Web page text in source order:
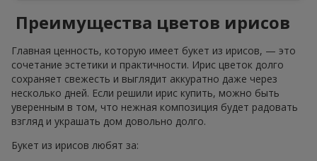
Преимущества цветов ирисов
Главная ценность, которую имеет букет из ирисов, — это
сочетание эстетики и практичности. Ирис цветок долго
сохраняет свежесть и выглядит аккуратно даже через
несколько дней. Если решили ирис купить, можно быть
уверенным в том, что нежная композиция будет радовать
взгляд и украшать дом довольно долго.
Букет из ирисов любят за: